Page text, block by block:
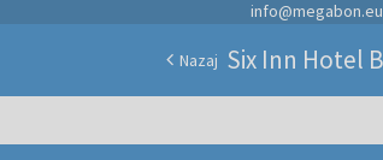
info@megabon.eu
Nazaj